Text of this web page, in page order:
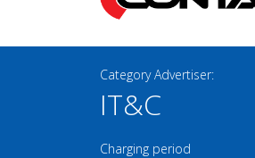
Category Advertiser:
IT&C
Charging period